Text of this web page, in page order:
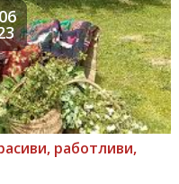
работливи,